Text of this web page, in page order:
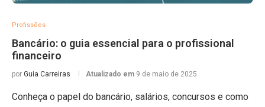
Profissões
Bancário: o guia essencial para o profissional
financeiro
por Guia Carreiras Atualizado em 9 de maio de 2025
Conheça o papel do bancário, salários, concursos e como